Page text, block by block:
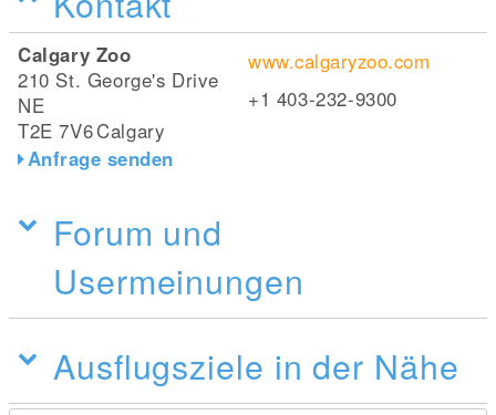
Calgary Zoo
210 St. George's Drive
NE
T2E 7V6Calgary
Anfrage senden
www.calgaryzoo.com
+1 403-232-9300
Forum und
Usermeinungen
Ausflugsziele in der Nähe